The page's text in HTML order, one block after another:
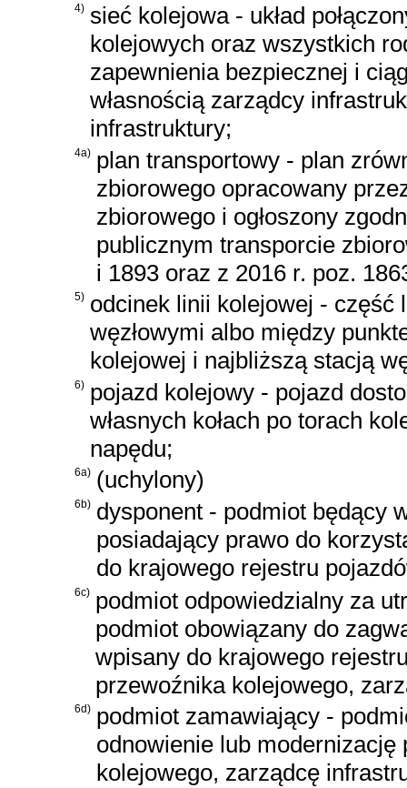
4) sieć kolejowa - układ
kolejowych oraz wszystkich
zapewnienia bezpiecznej i
własnością zarządcy
infrastruktury;
4a) plan transportowy - plan
zbiorowego opracowany
zbiorowego i ogłoszony
publicznym transporcie
i 1893 oraz z 2016 r. poz.
5) odcinek linii kolejowej -
węzłowymi albo między
kolejowej i najbliższą stacją
6) pojazd kolejowy - pojazd
własnych kołach po torach
napędu;
6a) (uchylony)
6b) dysponent - podmiot będący
posiadający prawo do
do krajowego rejestru
6c) podmiot odpowiedzialny za
podmiot obowiązany do
wpisany do krajowego
przewoźnika kolejowego,
6d) podmiot zamawiający -
odnowienie lub
kolejowego, zarządcę